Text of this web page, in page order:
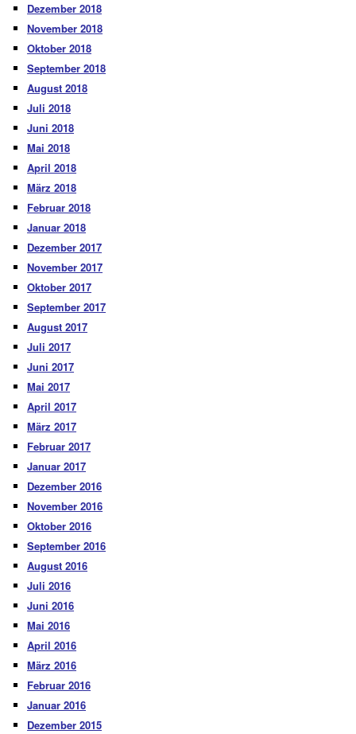
Dezember 2018
November 2018
Oktober 2018
September 2018
August 2018
Juli 2018
Juni 2018
Mai 2018
April 2018
März 2018
Februar 2018
Januar 2018
Dezember 2017
November 2017
Oktober 2017
September 2017
August 2017
Juli 2017
Juni 2017
Mai 2017
April 2017
März 2017
Februar 2017
Januar 2017
Dezember 2016
November 2016
Oktober 2016
September 2016
August 2016
Juli 2016
Juni 2016
Mai 2016
April 2016
März 2016
Februar 2016
Januar 2016
Dezember 2015